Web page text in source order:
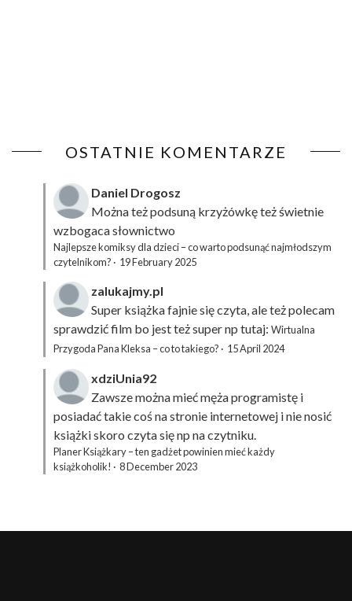
OSTATNIE KOMENTARZE
Daniel Drogosz
Można też podsuną krzyżówkęteż świetnie
wzbogaca słownictwo
Najlepsze komiksy dla dzieci – co warto podsunąć najmłodszym
czytelnikom? · 19 February 2025
zalukajmy.pl
Super książka fajnie się czyta, ale też polecam
sprawdzić film bo jest też super np tutaj: Wirtualna
Przygoda Pana Kleksa – co to takiego? · 15 April 2024
xdziUnia92
Zawsze można mieć męża programistę i
posiadać takie coś na stronie internetowej i nie nosić
książki skoro czyta się np na czytniku.
Planer Książkary – ten gadżet powinien mieć każdy
książkoholik! · 8 December 2023